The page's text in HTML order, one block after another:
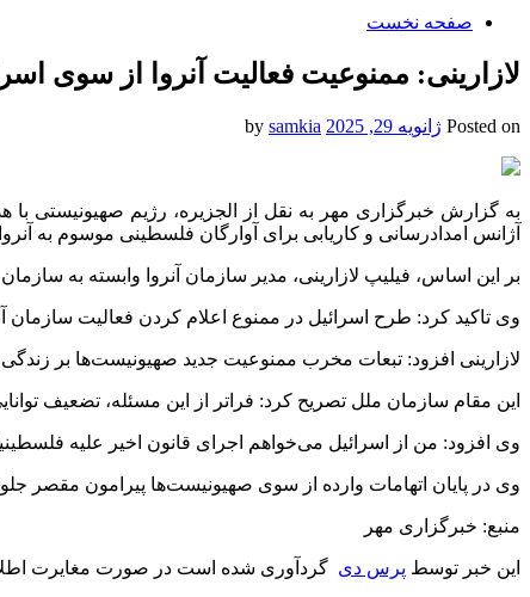
صفحه نخست
لازارینی: ممنوعیت فعالیت آنروا از سوی
Posted on ژانویه 29, 2025 samkia
به گزارش خبرگزاری مهر به نقل از الجزیره، رژیم
آژانس امدادرسانی و کاریابی برای آوارگان فلسطینی موسوم به آنروا
بر این اساس، فیلیپ لازارینی، مدیر سازمان آنروا وابسته به
وی تاکید کرد: طرح اسرائیل در ممنوع اعلام کردن فعالیت سازمان
لازارینی افزود: تبعات مخرب ممنوعیت جدید صهیونیست‌ها بر زندگی
این مقام سازمان ملل تصریح کرد: فراتر از این مسئله، تضعیف
وی افزود: من از اسرائیل می‌خواهم اجرای قانون اخیر علیه
وی در پایان اتهامات وارده از سوی صهیونیست‌ها پیرامون مقصر
منبع: خبرگزاری مهر
این خبر توسط پرس دی گردآوری شده است در صورت مغایرت